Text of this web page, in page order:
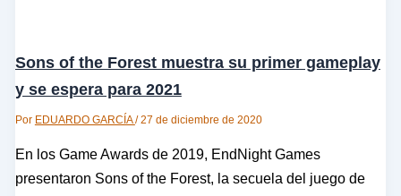
Sons of the Forest muestra su primer gameplay
y se espera para 2021
Por EDUARDO GARCÍA/27 de diciembre de 2020
En los Game Awards de 2019, EndNight Games
presentaron Sons of the Forest, la secuela del juego de